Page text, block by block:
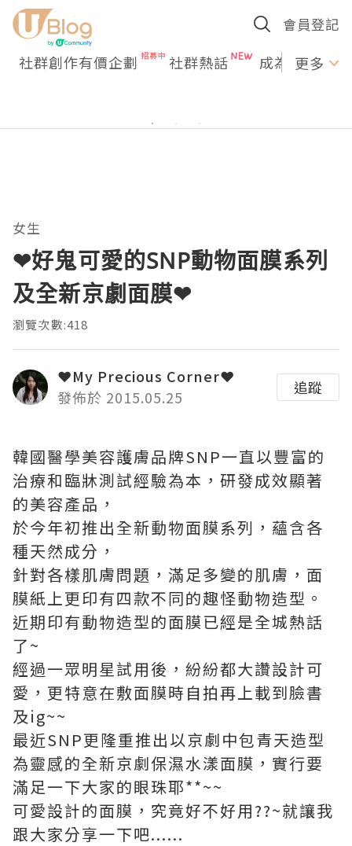
會員登記
社群創作有價企劃 社群熱話 成為U更多
女生
❤好鬼可愛的SNP動物面膜系列
及全新京劇面膜❤
瀏覽次數:418
❤My Precious Corner❤
發佈於 2015.05.25
追蹤
韓國醫學美容護膚品牌SNP一直以豐富的
治療和臨牀測試經驗為本，研發成效顯著
的美容產品，
於今年初推出全新動物面膜系列，蘊含各
種天然成分，
針對各樣肌膚問題，滿足多變的肌膚，面
膜紙上更印有四款不同的趣怪動物造型。
近期印有動物造型的面膜已經是全城熱話
了~
經過一眾明星試用後，紛紛都大讚設計可
愛，更特意在敷面膜時自拍再上載到臉書
及ig~~
最近SNP更隆重推出以京劇中包青天造型
為靈感的全新京劇保濕水漾面膜，實行要
滿足一下大家的眼珠耶**~~
可愛設計的面膜，究竟好不好用??~就讓我
跟大家分享一下吧......